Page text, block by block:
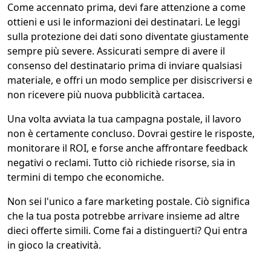
Come accennato prima, devi fare attenzione a come
ottieni e usi le informazioni dei destinatari. Le leggi
sulla protezione dei dati sono diventate giustamente
sempre più severe. Assicurati sempre di avere il
consenso del destinatario prima di inviare qualsiasi
materiale, e offri un modo semplice per disiscriversi e
non ricevere più nuova pubblicità cartacea.
Una volta avviata la tua campagna postale, il lavoro
non è certamente concluso. Dovrai gestire le risposte,
monitorare il ROI, e forse anche affrontare feedback
negativi o reclami. Tutto ciò richiede risorse, sia in
termini di tempo che economiche.
Non sei l'unico a fare marketing postale. Ciò significa
che la tua posta potrebbe arrivare insieme ad altre
dieci offerte simili. Come fai a distinguerti? Qui entra
in gioco la creatività.